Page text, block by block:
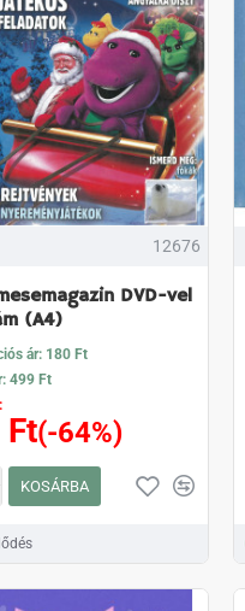
12676
DVD-vel
(A4)
ár: 180 Ft
499 Ft
Ft(-64%)
KOSÁRBA